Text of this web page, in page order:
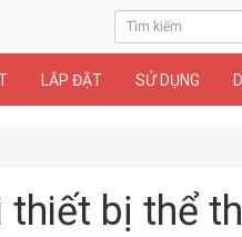
LẮP ĐẶT SỬ DỤNG
bị thể